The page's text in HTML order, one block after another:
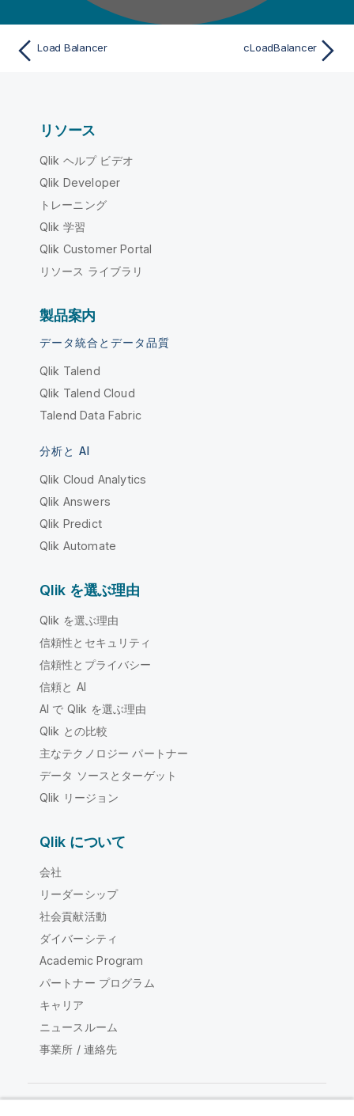
Load Balancer cLoadBalancer
リソース
Qlik ヘルプ ビデオ
Qlik Developer
トレーニング
Qlik 学習
Qlik Customer Portal
リソース ライブラリ
製品案内
データ統合とデータ品質
Qlik Talend
Qlik Talend Cloud
Talend Data Fabric
分析と AI
Qlik Cloud Analytics
Qlik Answers
Qlik Predict
Qlik Automate
Qlik を選ぶ理由
Qlik を選ぶ理由
信頼性とセキュリティ
信頼性とプライバシー
信頼と AI
AI で Qlik を選ぶ理由
Qlik との比較
主なテクノロジー パートナー
データ ソースとターゲット
Qlik リージョン
Qlik について
会社
リーダーシップ
社会貢献活動
ダイバーシティ
Academic Program
パートナー プログラム
キャリア
ニュースルーム
事業所 / 連絡先